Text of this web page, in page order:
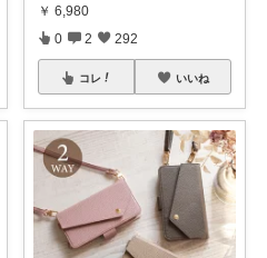
￥ 6,980
0 2 292
コレ いいね